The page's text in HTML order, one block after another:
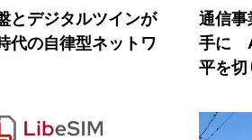
とデジタルツインが
代の自律型ネットワ
通信
手に
平を切